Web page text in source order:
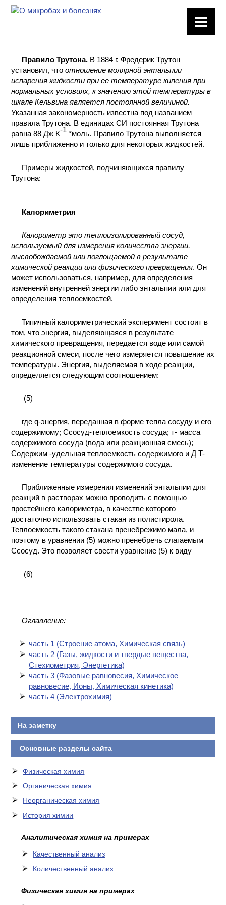
ХИМИЧЕСКАЯ
ПОСУДА
ВРЕДНЫЕ
ФАКТОРЫ
МЕТОДЫ
ПРАКТИЧЕСКОЙ
ХИМИЯ НА
ТЕХНОЛОГИЯ
КОНТАКТЫ
Правило Трутона.В 1884 г. Фредерик Трутон
установил, чтоотношение молярной энтальпии
испарения жидкости при ее температуре кипения при
нормальных условиях, к значению этой температуры в
шкале Кельвина является постоянной величиной.
Указанная закономерность известна под названием
правила Трутона. В единицах СИ постоянная Трутона
равна 88 Дж К-1 *моль. Правило Трутона выполняется
лишь приближенно и только для некоторых жидкостей.
Примеры жидкостей, подчиняющихся правилу
Трутона:
Калориметрия
Калориметр это теплоизолированный сосуд,
используемый для измерения количества энергии,
высвобождаемой или поглощаемой в результате
химической реакции или физического превращения. Он
может использоваться, например, для определения
изменений внутренней энергии либо энтальпии или для
определения теплоемкостей.
Типичный калориметрический эксперимент состоит в
том, что энергия, выделяющаяся в результате
химического превращения, передается воде или самой
реакционной смеси, после чего измеряется повышение их
температуры. Энергия, выделяемая в ходе реакции,
определяется следующим соотношением:
(5)
где q-энергия, переданная в форме тепла сосуду и его
содержимому; Ссосуд-теплоемкость сосуда; т- масса
содержимого сосуда (вода или реакционная смесь);
Содержим -удельная теплоемкость содержимого и Д T-
изменение температуры содержимого сосуда.
Приближенные измерения изменений энтальпии для
реакций в растворах можно проводить с помощью
простейшего калориметра, в качестве которого
достаточно использовать стакан из полистирола.
Теплоемкость такого стакана пренебрежимо мала, и
поэтому в уравнении (5) можно пренебречь слагаемым
Ссосуд. Это позволяет свести уравнение (5) к виду
(6)
Оглавление:
часть 1 (Cтроение атома, Химическая связь)
часть 2 (Газы, жидкости и твердые вещества,
Стехиометрия, Энергетика)
часть 3 (Фазовые равновесия, Химическое
равновесие, Ионы, Химическая кинетика)
часть 4 (Электрохимия)
На заметку
Основные разделы сайта
Физическая химия
Органическая химия
Неорганическая химия
История химии
Аналитическая химия на примерах
Качественный анализ
Количественный анализ
Физическая химия на примерах